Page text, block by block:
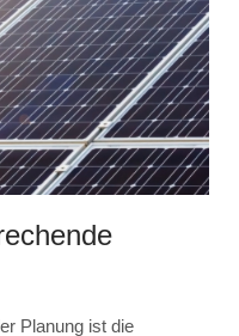
Planung ist die